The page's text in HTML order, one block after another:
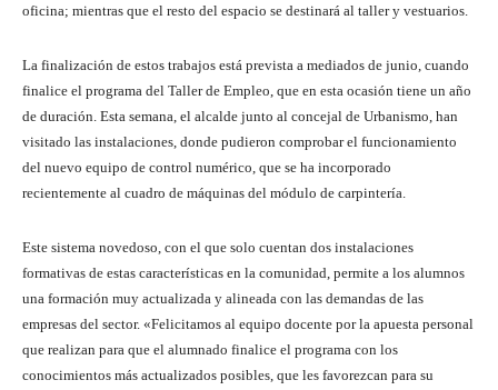
oficina; mientras que el resto del espacio se destinará al taller y vestuarios.
La finalización de estos trabajos está prevista a mediados de junio, cuando
finalice el programa del Taller de Empleo, que en esta ocasión tiene un año
de duración. Esta semana, el alcalde junto al concejal de Urbanismo, han
visitado las instalaciones, donde pudieron comprobar el funcionamiento
del nuevo equipo de control numérico, que se ha incorporado
recientemente al cuadro de máquinas del módulo de carpintería.
Este sistema novedoso, con el que solo cuentan dos instalaciones
formativas de estas características en la comunidad, permite a los alumnos
una formación muy actualizada y alineada con las demandas de las
empresas del sector. «Felicitamos al equipo docente por la apuesta personal
que realizan para que el alumnado finalice el programa con los
conocimientos más actualizados posibles, que les favorezcan para su